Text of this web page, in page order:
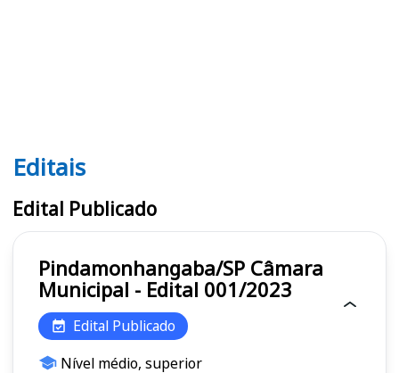
Editais
Editais
Edital Publicado
Pindamonhangaba/SP Câmara
Municipal - Edital 001/2023
Edital Publicado
Nível médio, superior